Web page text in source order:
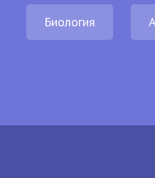
Биология